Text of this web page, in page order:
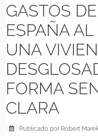
GASTOS
ESPAÑA
UNA
FORMA
CLARA
Publicado por Robert